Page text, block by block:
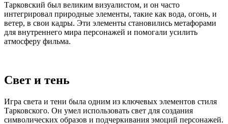
Тарковский был великим визуалистом, и он часто
интегрировал природные элементы, такие как вода, огонь, и
ветер, в свои кадры. Эти элементы становились метафорами
для внутреннего мира персонажей и помогали усилить
атмосферу фильма.
Свет и тень
Игра света и тени была одним из ключевых элементов стиля
Тарковского. Он умел использовать свет для создания
символических образов и подчеркивания эмоций персонажей.